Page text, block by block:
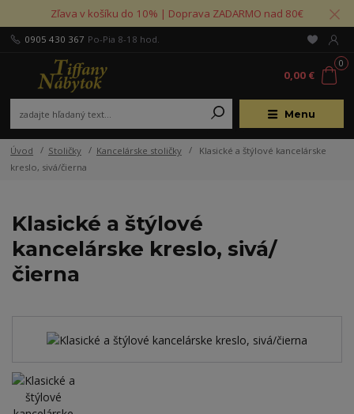
Zľava v košíku do 10% | Doprava ZADARMO nad 80€
Menu
0905 430 367 Po-Pia 8-18 hod.
0
0,00 €
Úvod Stoličky Kancelárske stoličky
Klasické a štýlové kancelárske
kreslo, sivá/čierna
Klasické a štýlové
kancelárske kreslo, sivá/
čierna